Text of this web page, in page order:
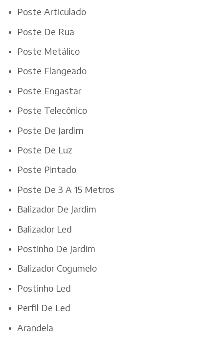
Poste Articulado
Poste De Rua
Poste Metálico
Poste Flangeado
Poste Engastar
Poste Telecônico
Poste De Jardim
Poste De Luz
Poste Pintado
Poste De 3 A 15 Metros
Balizador De Jardim
Balizador Led
Postinho De Jardim
Balizador Cogumelo
Postinho Led
Perfil De Led
Arandela